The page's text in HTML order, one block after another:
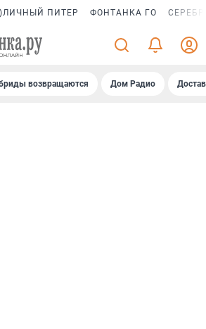
ПИТЕР ФОНТАНКА ГО
возвращаются Дом Радио